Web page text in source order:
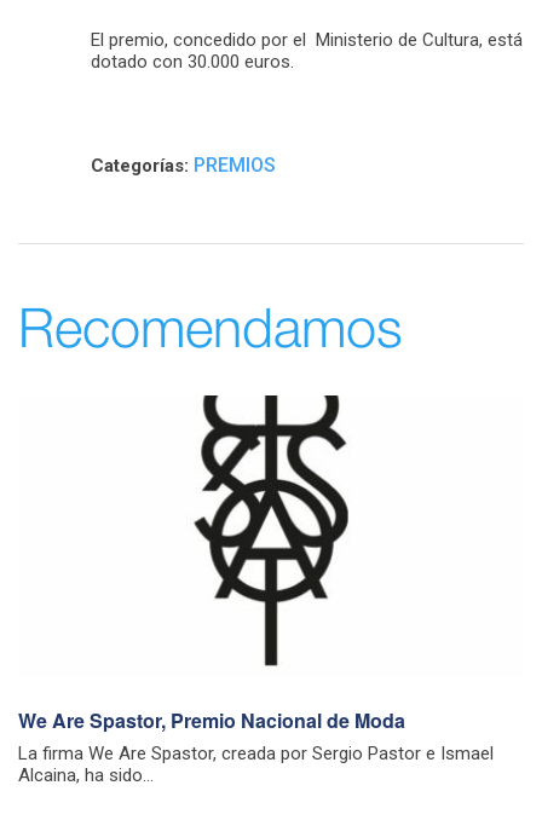
El premio, concedido por el Ministerio de Cultura, está
dotado con 30.000 euros.
Categorías: PREMIOS
Recomendamos
We Are Spastor, Premio Nacional de Moda
La firma We Are Spastor, creada por Sergio Pastor e Ismael
Alcaina, ha sido...